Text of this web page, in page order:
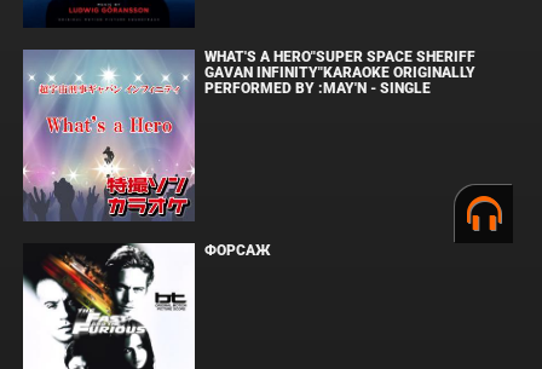
WHAT'S A HERO"SUPER SPACE SHERIFF
GAVAN INFINITY"KARAOKE ORIGINALLY
PERFORMED BY :MAY'N - SINGLE
ФОРСАЖ